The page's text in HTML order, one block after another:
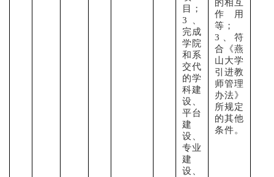
目；
3、
完成
学院
和系
交代
的学
科建
设、
平台
建
设、
专业
建
设、
的相互
作用
等；
3、符
合《燕
山大学
引进教
师管理
办法》
所规定
的其他
条件。